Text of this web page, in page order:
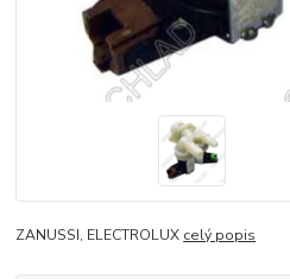
ZANUSSI, ELECTROLUX celý popis